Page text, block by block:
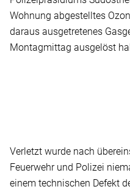
Wohnung abgestelltes
daraus ausgetretenes
Montagmittag ausgelöst
Verletzt wurde nach
Feuerwehr und Polizei
einem technischen Defekt